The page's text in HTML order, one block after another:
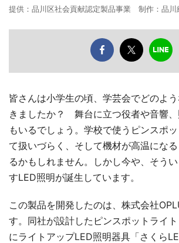
提供：品川区社会貢献認定製品事業 制作：品川
皆さんは小学生の頃、学芸会でどのよ
きましたか？ 舞台に立つ役者や音響、
もいるでしょう。学校で使うピンスポ
て扱いづらく、そして機材が高温にな
るかもしれません。しかし今や、そう
すLED照明が誕生しています。
この製品を開発したのは、株式会社
す。同社が設計したピンスポットライ
にライトアップLED照明器具「さくら